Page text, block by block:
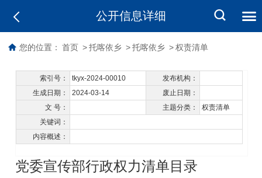
公开信息详细
您的位置： 首页 > 托喀依乡 > 托喀依乡 > 权责清单
索引号： tkyx-2024-00010
发布机构：
生成日期：
2024-03-14
废止日期：
文 号：
主题分类：
权责清单
关键词：
内容概述：
党委宣传部行政权力清单目录